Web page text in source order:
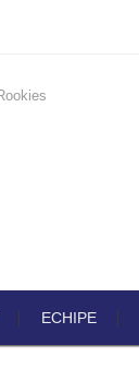
ECHIPE